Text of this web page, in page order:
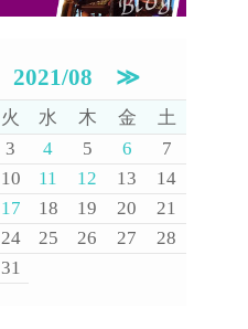
2021/08 ≫
火 水 木 金
土
3 4 5 6
7
10 11 12 13
14
17 18 19 20
21
24 25 26 27
28
31